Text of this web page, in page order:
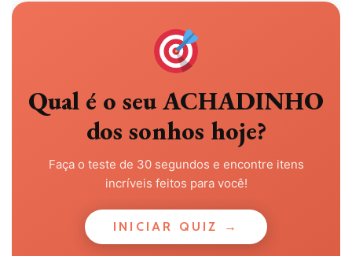
Qual é o seu ACHADINHO
dos sonhos hoje?
Faça o teste de 30 segundos e encontre itens
incríveis feitos para você!
INICIAR QUIZ →